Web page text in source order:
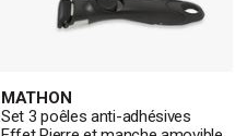
MATHON
Set 3 poêles anti-adhésives